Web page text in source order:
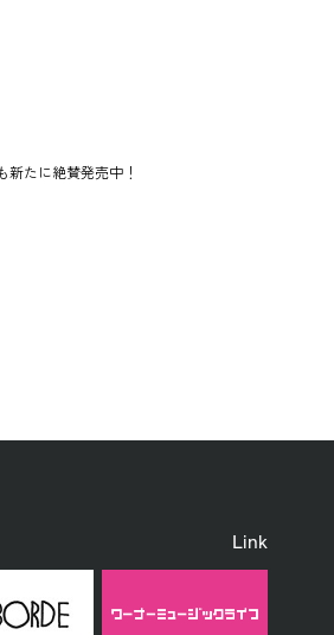
たに絶賛発売中！
Link